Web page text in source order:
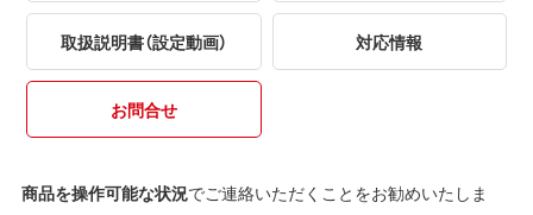
取扱説明書（設定動画） 対応情報
お問合せ
商品を操作可能な状況でご連絡いただくことをお勧めいたしま